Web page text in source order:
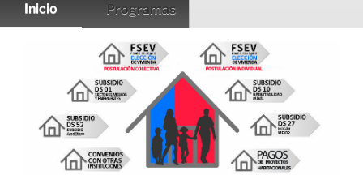
Inicio Programas